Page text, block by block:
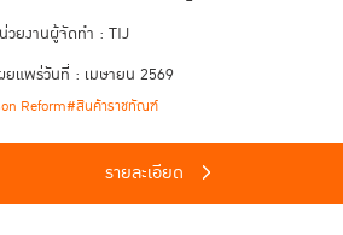
และคณะศิลปกรรมศาสตร์ มหาวิทยาลัยราชภัฎ
นทา เพื่อยกระดับผลิตภัณฑ์ฝีมือผู้ต้องขัง โดยมุ่งเน้น
นาการออกแบบและกลยุทธ์การตลาดที่ทันสมัยเพื่อ
อกาสในการกลับคืนสู่สังคมของผู้ต้องขังอย่างยั่งยืน
วยงานผู้จัดทำ : TIJ
ยแพร่วันที่ : เมษายน 2569
Reform#สินค้าราชทัณฑ์
รายละเอียด